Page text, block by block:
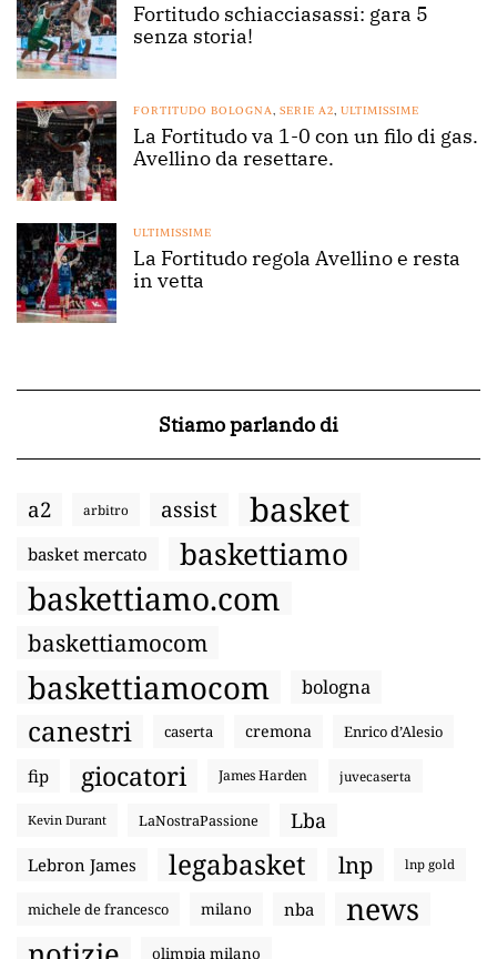
Fortitudo schiacciasassi: gara 5
senza storia!
FORTITUDO BOLOGNA, SERIE A2, ULTIMISSIME
La Fortitudo va 1-0 con un filo di gas.
Avellino da resettare.
ULTIMISSIME
La Fortitudo regola Avellino e resta
in vetta
Stiamo parlando di
a2 arbitro assist basket
basket mercato baskettiamo
baskettiamo.com
baskettiamocom
baskettiamocom bologna
canestri caserta cremona Enrico d’Alesio
fip giocatori James Harden juvecaserta
Kevin Durant LaNostraPassione Lba
Lebron James legabasket lnp lnp gold
michele de francesco milano nba news
olimpia milano